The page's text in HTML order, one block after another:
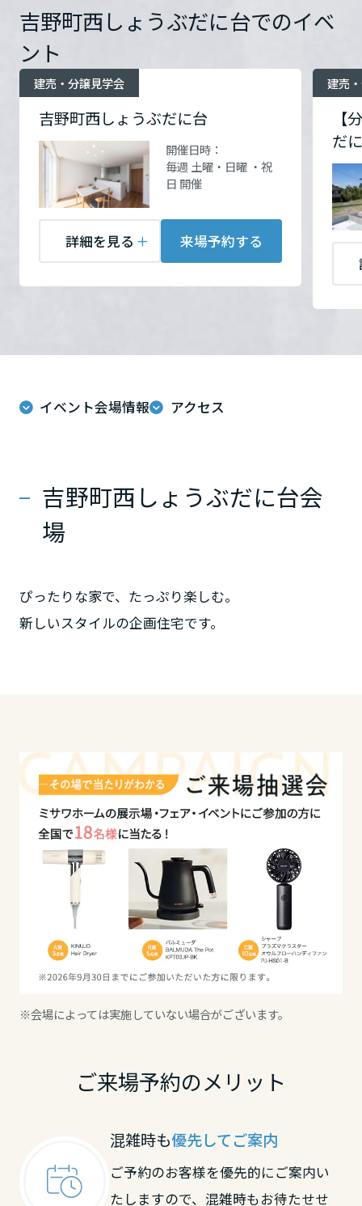
売る [MISAWA RELAY]
これから住まいをご検討の方
多彩な動画やこだわりが詰まった建築実例、注目の最新情報など、住
まいづくりを楽しく学べるデジタルラウンジです。
ホームラウンジ 新築・戸建て
これから土地活用・賃貸経営をご検討の方
に役立つ多彩な情報を幅広くお届けします。
ホームラウンジ 土地活用・賃貸経営
実例動画や基礎知識、収納の工夫など、理想の住まいを叶えるリフォ
ームの具体策とアイデアを豊富にご用意しています。
分譲用地
すべてのフィールドに新しい価値をデザインし、持続可能な未来志向
のまちづくりを実現していきます。
ミサワゼネラルソリューション
ームを結ぶコミュニケーションサイト。お得・便利・安心なコンテン
ツや、ミサワホームからの大切なお知らせなど配信しています。
ミサワオーナーズクラブ
環境活動
採用情報
新卒者採用
中途採用
障がい者採用
ウエルネス事業
ミサワアイデンティティ
吉野町西しょうぶだに台でのイベ
ント
吉野町西しょうぶだに台
建売・分譲見学会
開催日時：
毎週 土曜・日曜 ・祝
日 開催
詳細を見る 来場予約する
【
だ
建売
イベント会場情報 アクセス
吉野町西しょうぶだに台会
場
ぴったりな家で、たっぷり楽しむ。
新しいスタイルの企画住宅です。
※会場によっては実施していない場合がございます。
ご来場予約のメリット
混雑時も優先してご案内
ご予約のお客様を優先的にご案内い
たしますので、混雑時もお待たせせ
関東
茨城県
栃木県
群馬県
東京都
甲信越・北陸
新潟県
東海エリア
岐阜県
静岡県
愛知県
三重県
近畿エリア
京都府
わせ
営業時間：10:00～17:00
定休日：火曜・水曜・第一
日曜
担当者：重吉由昭
※画像はイメージです。
管理記号 ev09
開催日時
火曜・水曜・第一日曜 定
開催場所
鹿児島交通あいばす菖蒲谷
運動場前バス停約90ｍ
細を見る
お問い合
わせ
電話： 0120-356-338
営業時間：10:00～17:00
定休日：火曜・水曜・第一